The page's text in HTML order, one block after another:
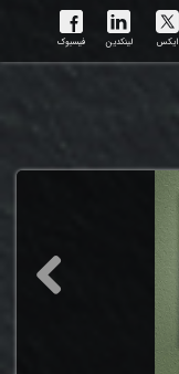
ایکس لینکدین فیسبوک